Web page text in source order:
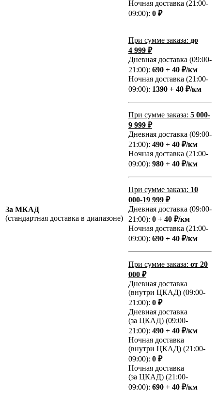
Ночная доставка (21:00-
09:00): 0 ₽
За МКАД
(стандартная доставка в диапазоне)
При сумме заказа: до
4 999 ₽
Дневная доставка (09:00-
21:00): 690 + 40 ₽/км
Ночная доставка (21:00-
09:00): 1390 + 40 ₽/км
При сумме заказа: 5 000-
9 999 ₽
Дневная доставка (09:00-
21:00): 490 + 40 ₽/км
Ночная доставка (21:00-
09:00): 980 + 40 ₽/км
При сумме заказа: 10
000-19 999 ₽
Дневная доставка (09:00-
21:00): 0 + 40 ₽/км
Ночная доставка (21:00-
09:00): 690 + 40 ₽/км
При сумме заказа: от 20
000 ₽
Дневная доставка
(внутри ЦКАД) (09:00-
21:00): 0 ₽
Дневная доставка
(за ЦКАД) (09:00-
21:00): 490 + 40 ₽/км
Ночная доставка
(внутри ЦКАД) (21:00-
09:00): 0 ₽
Ночная доставка
(за ЦКАД) (21:00-
09:00): 690 + 40 ₽/км